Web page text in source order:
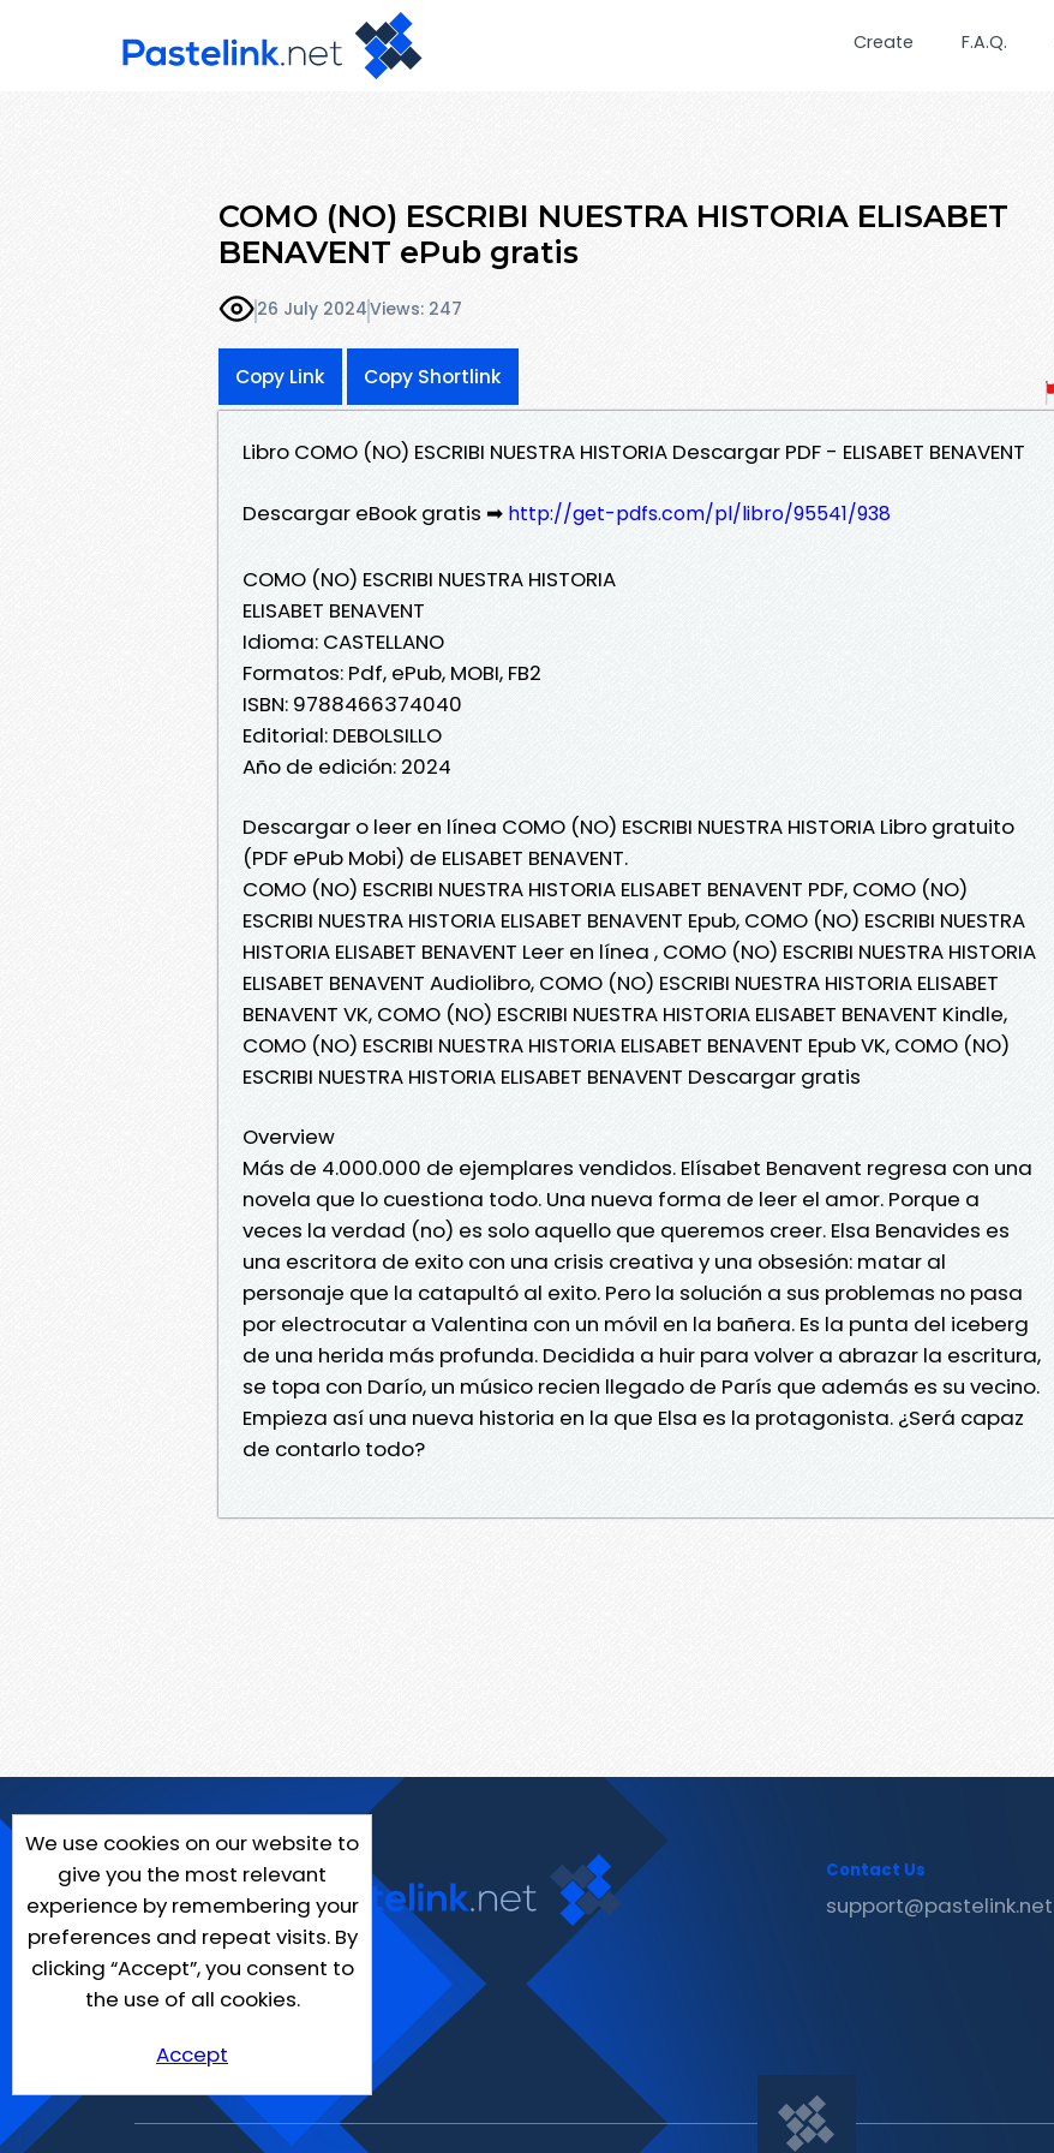
Create F.A.Q.
COMO (NO) ESCRIBI NUESTRA HISTORIA ELISABET
BENAVENT ePub gratis
26 July 2024Views: 247
Copy Link Copy Shortlink
Libro COMO (NO) ESCRIBI NUESTRA HISTORIA Descargar PDF - ELISABET BENAVENT
Descargar eBook gratis ➡ http://get-pdfs.com/pl/libro/95541/938
COMO (NO) ESCRIBI NUESTRA HISTORIA
ELISABET BENAVENT
Idioma: CASTELLANO
Formatos: Pdf, ePub, MOBI, FB2
ISBN: 9788466374040
Editorial: DEBOLSILLO
Año de edición: 2024
Descargar o leer en línea COMO (NO) ESCRIBI NUESTRA HISTORIA Libro gratuito
(PDF ePub Mobi) de ELISABET BENAVENT.
COMO (NO) ESCRIBI NUESTRA HISTORIA ELISABET BENAVENT PDF, COMO (NO)
ESCRIBI NUESTRA HISTORIA ELISABET BENAVENT Epub, COMO (NO) ESCRIBI NUESTRA
HISTORIA ELISABET BENAVENT Leer en línea , COMO (NO) ESCRIBI NUESTRA HISTORIA
ELISABET BENAVENT Audiolibro, COMO (NO) ESCRIBI NUESTRA HISTORIA ELISABET
BENAVENT VK, COMO (NO) ESCRIBI NUESTRA HISTORIA ELISABET BENAVENT Kindle,
COMO (NO) ESCRIBI NUESTRA HISTORIA ELISABET BENAVENT Epub VK, COMO (NO)
ESCRIBI NUESTRA HISTORIA ELISABET BENAVENT Descargar gratis
Overview
Más de 4.000.000 de ejemplares vendidos. Elísabet Benavent regresa con una
novela que lo cuestiona todo. Una nueva forma de leer el amor. Porque a
veces la verdad (no) es solo aquello que queremos creer. Elsa Benavides es
una escritora de exito con una crisis creativa y una obsesión: matar al
personaje que la catapultó al exito. Pero la solución a sus problemas no pasa
por electrocutar a Valentina con un móvil en la bañera. Es la punta del iceberg
de una herida más profunda. Decidida a huir para volver a abrazar la escritura,
se topa con Darío, un músico recien llegado de París que además es su vecino.
Empieza así una nueva historia en la que Elsa es la protagonista. ¿Será capaz
de contarlo todo?
We use cookies on our website to
give you the most relevant
experience by remembering your
preferences and repeat visits. By
clicking “Accept”, you consent to
the use of all cookies.
Accept
Contact Us
support@pastelink.net